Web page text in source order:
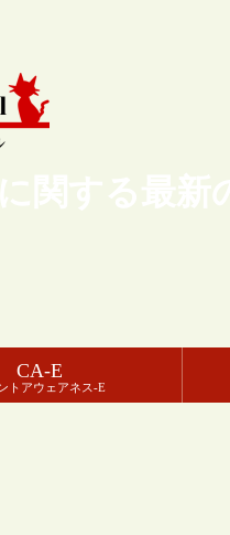
関する最
CA-E
トアウェアネス-E